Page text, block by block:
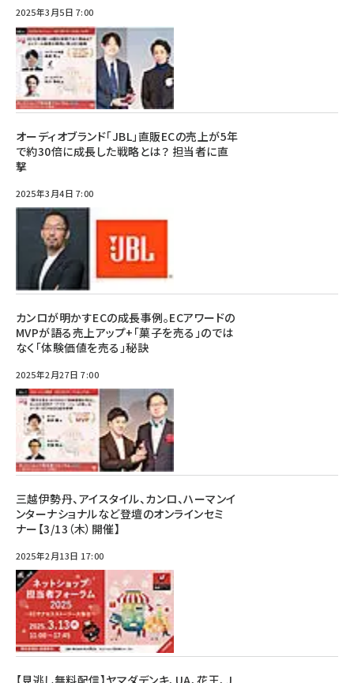
2025年3月5日 7:00
オーディオブランド「JBL」直販ECの売上が5年
で約30倍に成長した戦略とは？ 担当者に直
撃
2025年3月4日 7:00
カンロが明かすECの成長事例。ECアワードの
MVPが語る売上アップ+「菓子を売る」のでは
なく「体験価値を売る」秘訣
2025年2月27日 7:00
三越伊勢丹、アイスタイル、カンロ、ハーマンイ
ンターナショナルなど登壇のオンラインセミ
ナー【3/13（木）開催】
2025年2月13日 17:00
【見逃し無料配信】ヤマダデンキ、UA、花王、J